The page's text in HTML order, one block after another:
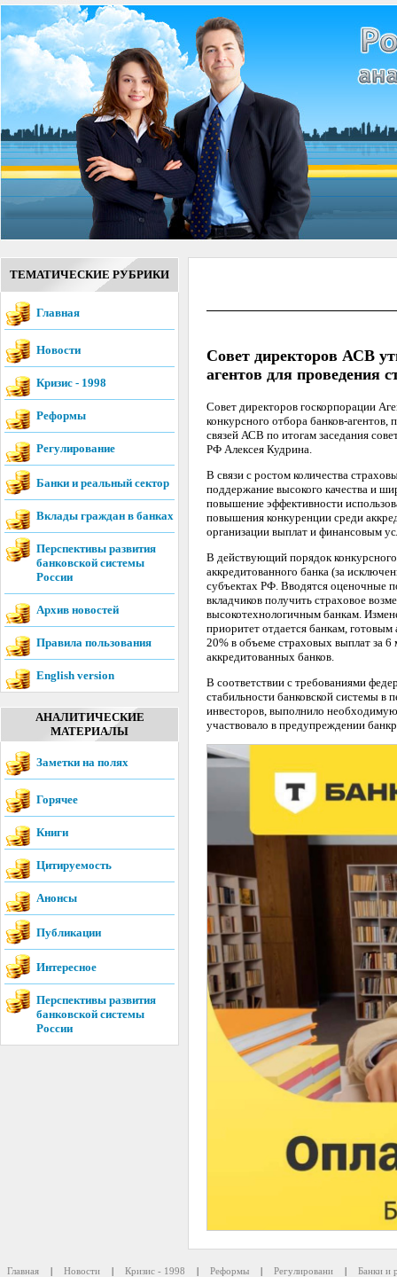
ТЕМАТИЧЕСКИЕ РУБРИКИ
Главная
Новости
Кризис - 1998
Реформы
Регулирование
Банки и реальный сектор
Вклады граждан в банках
Перспективы развития
банковской системы
России
Архив новостей
Правила пользования
English version
АНАЛИТИЧЕСКИЕ
МАТЕРИАЛЫ
Заметки на полях
Горячее
Книги
Цитируемость
Анонсы
Публикации
Интересное
Перспективы развития
банковской системы
России
Совет директоров АСВ
агентов для проведения
Совет директоров госкорпорации
конкурсного отбора банков-
связей АСВ по итогам заседания
РФ Алексея Кудрина.
В связи с ростом количества
поддержание высокого качества и
повышение эффективности
повышения конкуренции среди
организации выплат и финансовым
В действующий порядок
аккредитованного банка (за
субъектах РФ. Вводятся оценочные
вкладчиков получить страховое
высокотехнологичным банкам.
приоритет отдается банкам,
20% в объеме страховых выплат за 6
аккредитованных банков.
В соответствии с требованиями
стабильности банковской системы в
инвесторов, выполнило
участвовало в предупреждении
Главная | Новости | Кризис - 1998 | Реформы | Регулировани | Банки и